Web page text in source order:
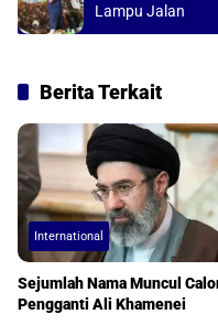
p
k
Lampu Jalan
Berita Terkait
International
Sejumlah Nama Muncul
Pengganti Ali Khamenei